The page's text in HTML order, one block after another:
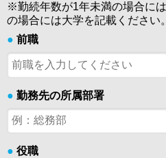
※勤続年数が1年未満の場合に
の場合には大学を記載ください。
● 前職
● 勤務先の所属部署
● 役職